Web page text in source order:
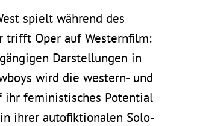
spielt während des
trifft Oper auf Westernfilm:
Darstellungen in
wird die western- und
ihr feministisches Potential
ihrer autofiktionalen Solo-